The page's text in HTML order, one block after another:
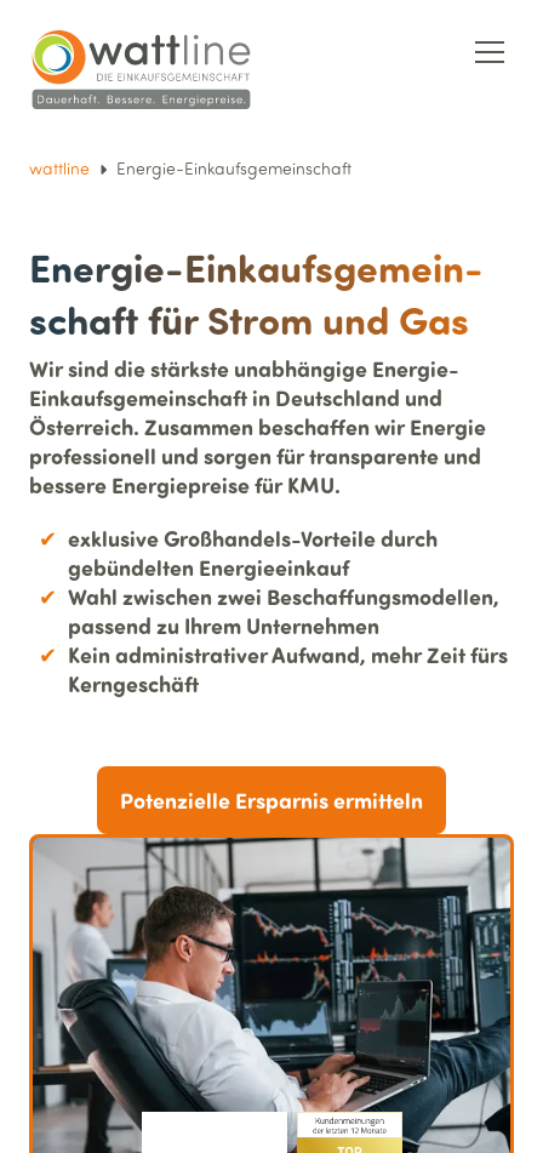
wattline Energie-Einkaufsgemeinschaft
Energie-Einkaufs­ge­mein­
schaft für Strom und Gas
Wir sind die stärkste unabhängige Energie-
Einkaufsgemeinschaft in Deutschland und
Österreich. Zusammen beschaffen wir Energie
professionell und sorgen für transparente und
bessere Energiepreise für KMU.
exklusive Großhandels-Vorteile durch
gebündelten Energieeinkauf
Wahl zwischen zwei Beschaffungsmodellen,
passend zu Ihrem Unternehmen
Kein administrativer Aufwand, mehr Zeit fürs
Kerngeschäft
Potenzielle Ersparnis ermitteln